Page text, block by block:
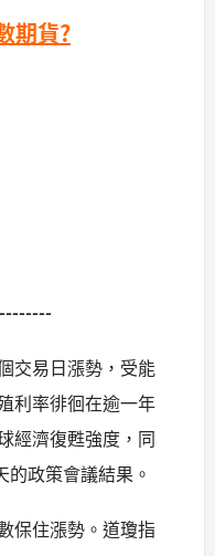
期貨?
交易日漲勢，受能
利率徘徊在逾一年
經濟復甦強度，同
政策會議結果。
保住漲勢。道瓊指